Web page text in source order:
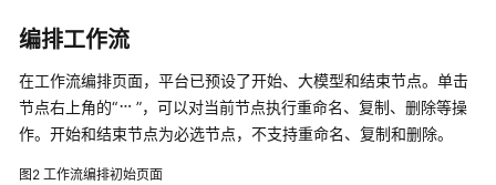
践
工
作
流
编排工作流
在工作流编排页面，平台已预设了开始、大模型和结束节点。单击
节点右上角的“ ”，可以对当前节点执行重命名、复制、删除等操
作。开始和结束节点为必选节点，不支持重命名、复制和删除。
图2 工作流编排初始页面